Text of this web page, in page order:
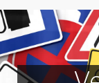
e
n
V
e